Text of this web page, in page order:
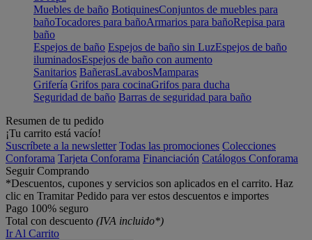
Muebles de baño BotiquinesConjuntos de muebles para
bañoTocadores para bañoArmarios para bañoRepisa para
baño
Espejos de baño Espejos de baño sin LuzEspejos de baño
iluminadosEspejos de baño con aumento
Sanitarios BañerasLavabosMamparas
Grifería Grifos para cocinaGrifos para ducha
Seguridad de baño Barras de seguridad para baño
Resumen de tu pedido
¡Tu carrito está vacío!
Suscríbete a la newsletter Todas las promociones Colecciones
Conforama Tarjeta Conforama Financiación Catálogos Conforama
Seguir Comprando
*Descuentos, cupones y servicios son aplicados en el carrito. Haz
clic en Tramitar Pedido para ver estos descuentos e importes
Pago 100% seguro
Total con descuento (IVA incluido*)
Ir Al Carrito